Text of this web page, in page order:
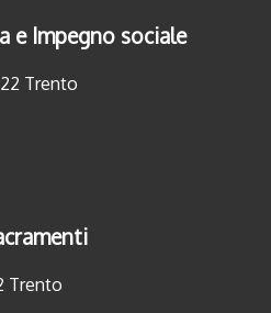
e Impegno sociale
Trento
Trento